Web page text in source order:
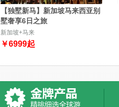
【独墅新马】新加坡马来西亚别
墅奢享6日之旅
新加坡+马来
￥6999起